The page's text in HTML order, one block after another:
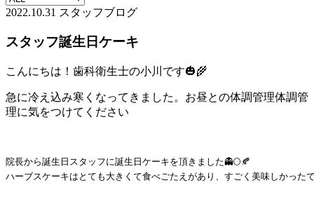
2022.10.31 スタッフブログ
スタッフ誕生日ケーキ
こんにちは！歯科衛生士の小川です🎃🌾
急に冷え込み寒くなってきました。お昼との体調管理体調管
理に気をつけてください
院長から誕生日スタッフに誕生日ケーキを頂きました👻🌕🍂
ハーブスケーキはとても大きくて食べごたえがあり、すごく美味しかった